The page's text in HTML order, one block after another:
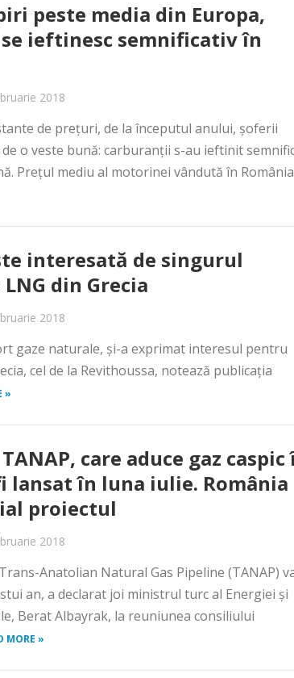
peste media din Europa,
ieftinesc semnificativ în
2018
de preţuri, de la începutul anului, şoferii
o veste bună: carburanţii s-au ieftinit
Preţul mediu al motorinei vândută în
interesată de singurul
din Grecia
2018
gaze naturale, și-a exprimat interesul pentru
cel de la Revithoussa, notează publicaţia
»
care aduce gaz caspic
lansat în luna iulie. România
proiectul
2018
Anatolian Natural Gas Pipeline (TANAP)
an, a declarat joi ministrul turc al Energiei şi
Berat Albayrak, la reuniunea consiliului
MORE »